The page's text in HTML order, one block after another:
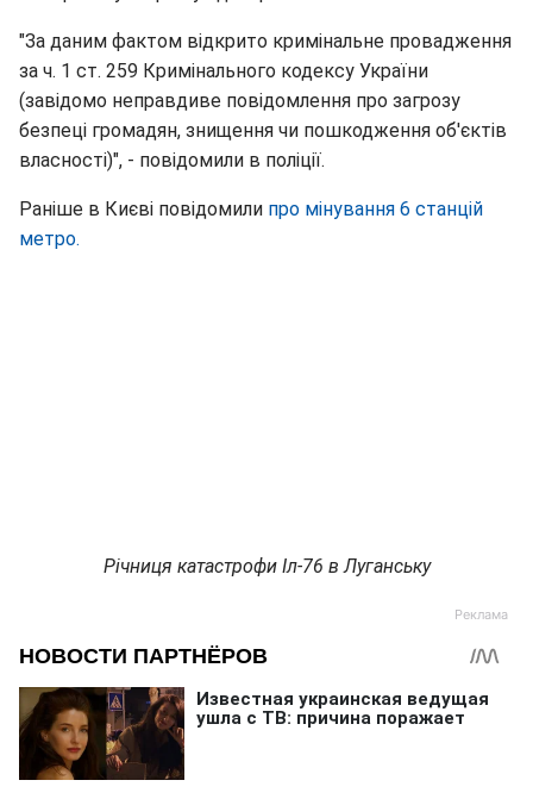
"За даним фактом відкрито кримінальне провадження
за ч. 1 ст. 259 Кримінального кодексу України
(завідомо неправдиве повідомлення про загрозу
безпеці громадян, знищення чи пошкодження об'єктів
власності)", - повідомили в поліції.
Раніше в Києві повідомили про мінування 6 станцій
метро.
Річниця катастрофи Іл-76 в Луганську